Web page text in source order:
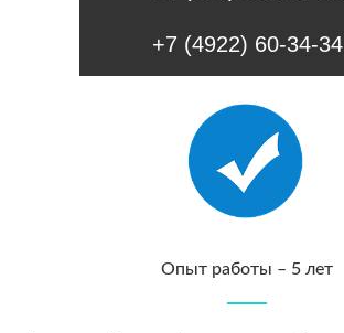
+7 (4922) 60-34-34
Опыт работы – 5 лет